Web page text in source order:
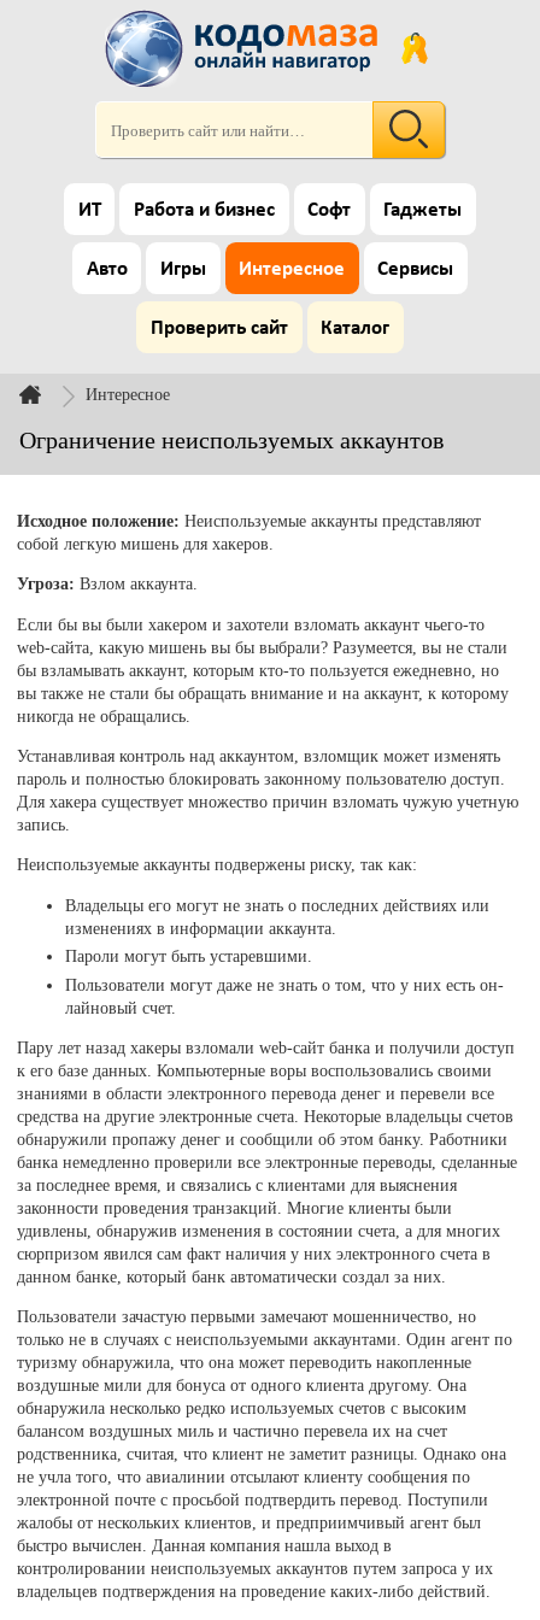
ИТ Работа и бизнес Софт Гаджеты
Авто Игры Интересное Сервисы
Проверить сайт Каталог
Интересное
Ограничение неиспользуемых аккаунтов
Исходное положение: Неиспользуемые аккаунты представляют
собой легкую мишень для хакеров.
Угроза: Взлом аккаунта.
Если бы вы были хакером и захотели взломать аккаунт чьего-то
web-сайта, какую мишень вы бы выбрали? Разумеется, вы не стали
бы взламывать аккаунт, которым кто-то пользуется ежедневно, но
вы также не стали бы обращать внимание и на аккаунт, к которому
никогда не обращались.
Устанавливая контроль над аккаунтом, взломщик может изменять
пароль и полностью блокировать законному пользователю доступ.
Для хакера существует множество причин взломать чужую учетную
запись.
Неиспользуемые аккаунты подвержены риску, так как:
Владельцы его могут не знать о последних действиях или
изменениях в информации аккаунта.
Пароли могут быть устаревшими.
Пользователи могут даже не знать о том, что у них есть он-
лайновый счет.
Пару лет назад хакеры взломали web-сайт банка и получили доступ
к его базе данных. Компьютерные воры воспользовались своими
знаниями в области электронного перевода денег и перевели все
средства на другие электронные счета. Некоторые владельцы счетов
обнаружили пропажу денег и сообщили об этом банку. Работники
банка немедленно проверили все электронные переводы, сделанные
за последнее время, и связались с клиентами для выяснения
законности проведения транзакций. Многие клиенты были
удивлены, обнаружив изменения в состоянии счета, а для многих
сюрпризом явился сам факт наличия у них электронного счета в
данном банке, который банк автоматически создал за них.
Пользователи зачастую первыми замечают мошенничество, но
только не в случаях с неиспользуемыми аккаунтами. Один агент по
туризму обнаружила, что она может переводить накопленные
воздушные мили для бонуса от одного клиента другому. Она
обнаружила несколько редко используемых счетов с высоким
балансом воздушных миль и частично перевела их на счет
родственника, считая, что клиент не заметит разницы. Однако она
не учла того, что авиалинии отсылают клиенту сообщения по
электронной почте с просьбой подтвердить перевод. Поступили
жалобы от нескольких клиентов, и предприимчивый агент был
быстро вычислен. Данная компания нашла выход в
контролировании неиспользуемых аккаунтов путем запроса у их
владельцев подтверждения на проведение каких-либо действий.